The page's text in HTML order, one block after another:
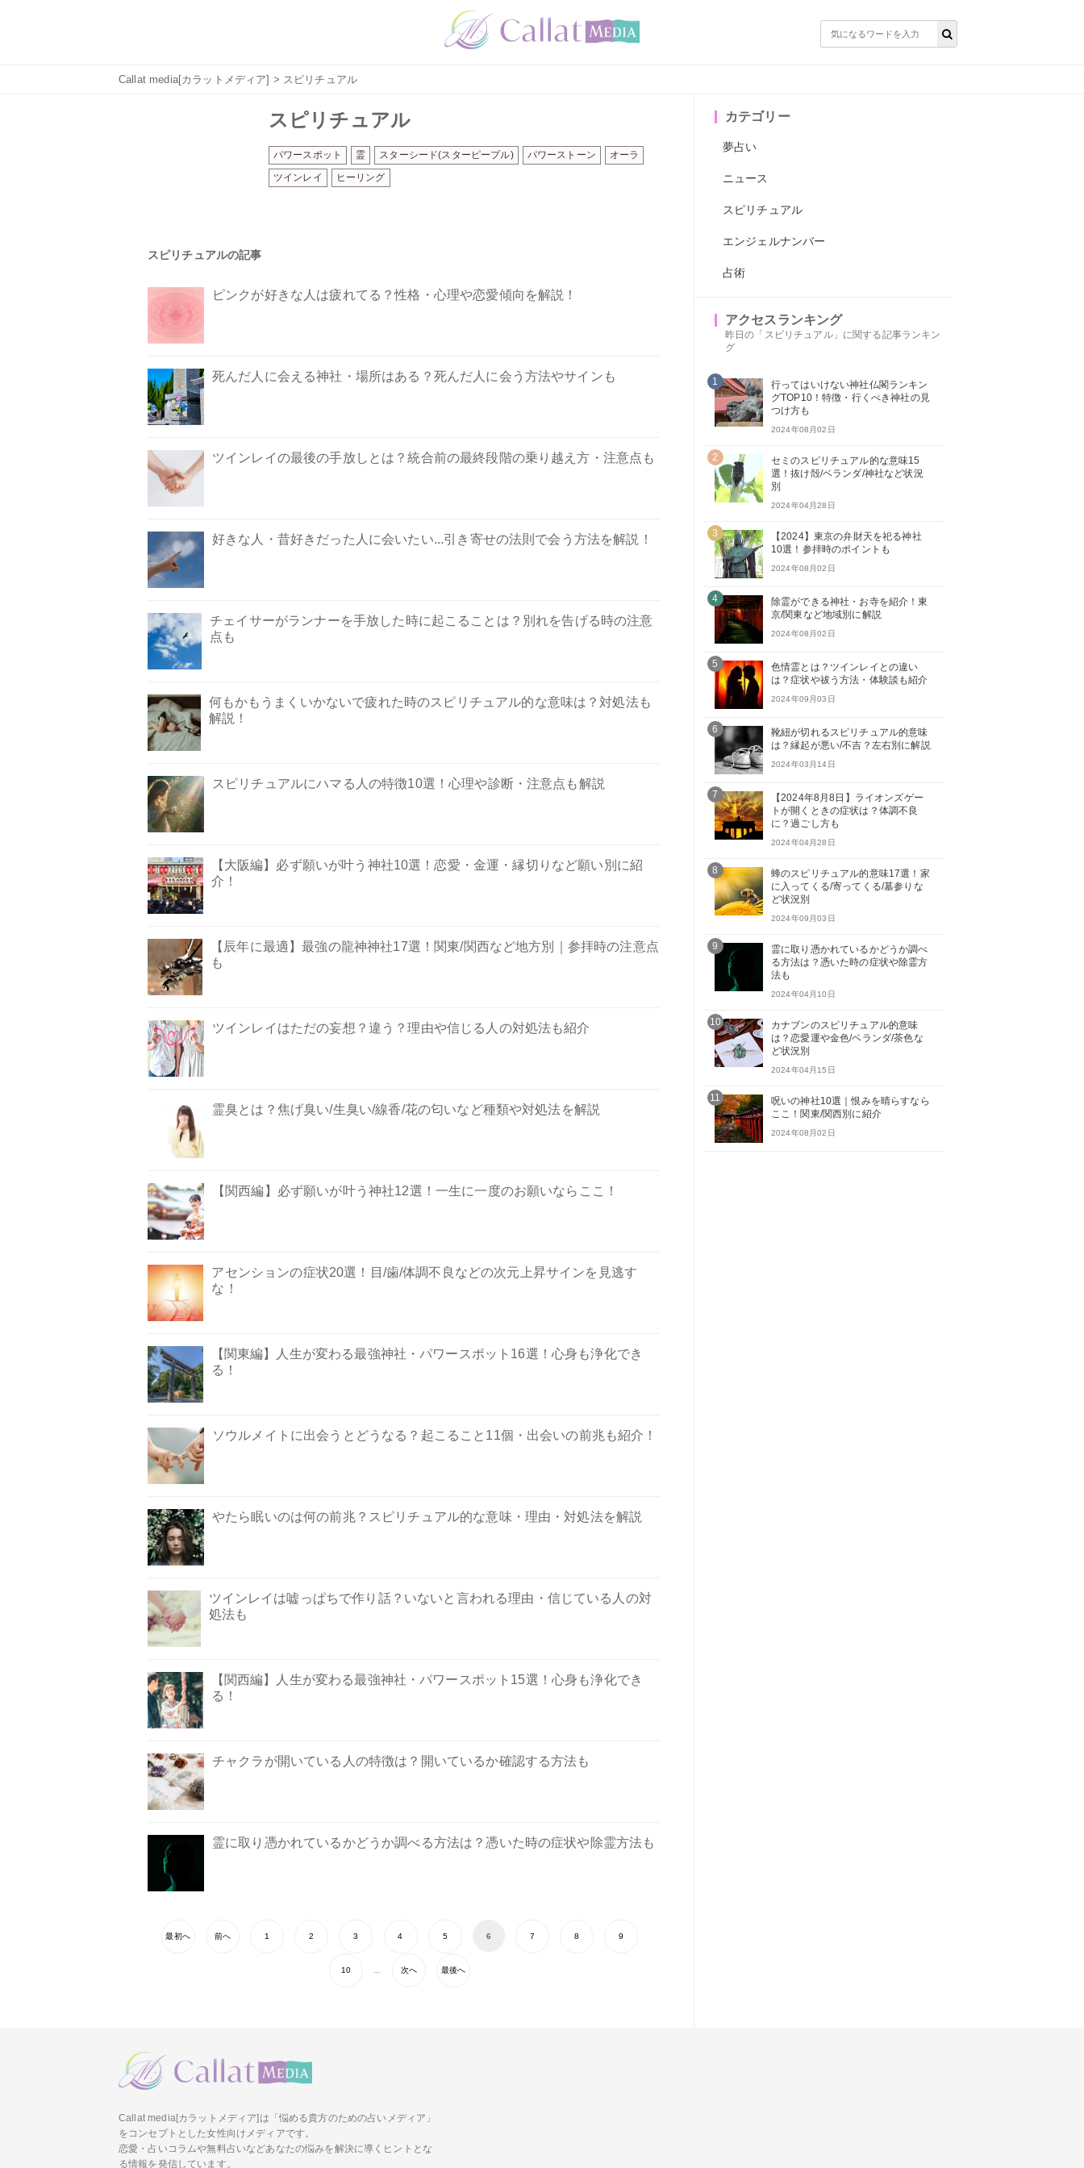
Callat media[カラットメディア] > スピリチュアル
スピリチュアル
パワースポット 霊 スターシード(スターピープル) パワーストーン
オーラ
ツインレイ
ヒーリング
スピリチュアルの記事
ピンクが好きな人は疲れてる？性格・心理や恋愛傾向を解説！
死んだ人に会える神社・場所はある？死んだ人に会う方法やサインも
ツインレイの最後の手放しとは？統合前の最終段階の乗り越え方・注意点も
好きな人・昔好きだった人に会いたい...引き寄せの法則で会う方法を解説！
チェイサーがランナーを手放した時に起こることは？別れを告げる時の注意
点も
何もかもうまくいかないで疲れた時のスピリチュアル的な意味は？対処法も
解説！
スピリチュアルにハマる人の特徴10選！心理や診断・注意点も解説
【大阪編】必ず願いが叶う神社10選！恋愛・金運・縁切りなど願い別に紹
介！
【辰年に最適】最強の龍神神社17選！関東/関西など地方別｜参拝時の注意点
も
ツインレイはただの妄想？違う？理由や信じる人の対処法も紹介
霊臭とは？焦げ臭い/生臭い/線香/花の匂いなど種類や対処法を解説
【関西編】必ず願いが叶う神社12選！一生に一度のお願いならここ！
アセンションの症状20選！目/歯/体調不良などの次元上昇サインを見逃す
な！
【関東編】人生が変わる最強神社・パワースポット16選！心身も浄化でき
る！
ソウルメイトに出会うとどうなる？起こること11個・出会いの前兆も紹介！
やたら眠いのは何の前兆？スピリチュアル的な意味・理由・対処法を解説
ツインレイは嘘っぱちで作り話？いないと言われる理由・信じている人の対
処法も
【関西編】人生が変わる最強神社・パワースポット15選！心身も浄化でき
る！
チャクラが開いている人の特徴は？開いているか確認する方法も
霊に取り憑かれているかどうか調べる方法は？憑いた時の症状や除霊方法も
最初へ 前へ 1 2 3 4 5 6 7 8 9
10 次へ 最後へ
カテゴリー
夢占い
ニュース
スピリチュアル
エンジェルナンバー
占術
アクセスランキング
昨日の「スピリチュアル」に関する記事ランキン
グ
1
行ってはいけない神社仏閣ランキン
グTOP10！特徴・行くべき神社の見
つけ方も
2024年08月02日
2
セミのスピリチュアル的な意味15
選！抜け殻/ベランダ/神社など状況
別
2024年04月28日
3
【2024】東京の弁財天を祀る神社
10選！参拝時のポイントも
2024年08月02日
4
除霊ができる神社・お寺を紹介！東
京/関東など地域別に解説
2024年08月02日
5
色情霊とは？ツインレイとの違い
は？症状や祓う方法・体験談も紹介
2024年09月03日
6
靴紐が切れるスピリチュアル的意味
は？縁起が悪い/不吉？左右別に解説
2024年03月14日
7
【2024年8月8日】ライオンズゲー
トが開くときの症状は？体調不良
に？過ごし方も
2024年04月28日
8
蜂のスピリチュアル的意味17選！家
に入ってくる/寄ってくる/墓参りな
ど状況別
2024年09月03日
9
霊に取り憑かれているかどうか調べ
る方法は？憑いた時の症状や除霊方
法も
2024年04月10日
10
カナブンのスピリチュアル的意味
は？恋愛運や金色/ベランダ/茶色な
ど状況別
2024年04月15日
11
呪いの神社10選｜恨みを晴らすなら
ここ！関東/関西別に紹介
2024年08月02日
Callat media[カラットメディア]は「悩める貴方のための占いメディア」
をコンセプトとした女性向けメディアです。
恋愛・占いコラムや無料占いなどあなたの悩みを解決に導くヒントとな
る情報を発信しています。